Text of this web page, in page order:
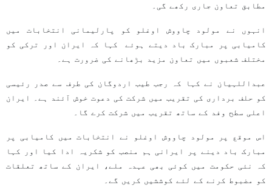
مطابق تعاون جاری رکھے گی۔
انہوں نے مولود چاووش اوغلو کو پارلیمانی انتخابات میں
کامیابی پر مبارک باد دیتے ہوئے کہا کہ ایران اور ترکی کو
مختلف شعبوں میں تعاون مزید بڑھانے کی ضرورت ہے۔
عبداللہیان نے کہا کہ رجب طیب اردوگان کی طرف سے صدر رئیسی
کو حلف برداری کی تقریب میں شرکت کی دعوت خوش آئند ہے۔ ایران
اعلی سطح وفد کے ساتھ تقریب میں شرکت کرے گا۔
اس موقع پر مولود چاووش اوغلو نے انتخابات میں کامیابی پر
مبارک باد دینے پر ایرانی ہم منصب کو شکریہ ادا کیا اور کہا
کہ نئی حکومت میں کوئی بھی عہدہ ملے، ایران کے ساتھ تعلقات
کو مضبوط کرنے کے لئے کوششیں کریں گے۔